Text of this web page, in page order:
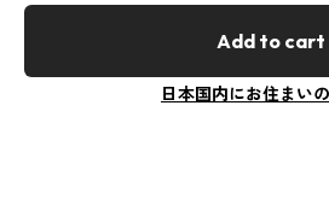
Add to cart
日本国内にお住まい